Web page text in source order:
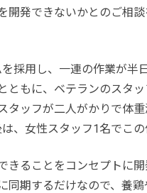
開発できないかとのご相
採用し、一連の作業が半
ともに、ベテランのスタ
タッフが二人がかりで体
、女性スタッフ1名でこ
きることをコンセプトに
同期するだけなので、養